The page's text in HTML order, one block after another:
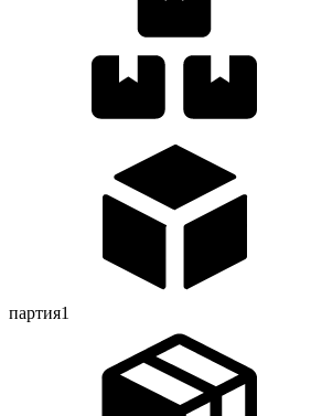
партия1